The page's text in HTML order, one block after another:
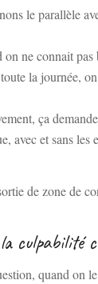
le parallèle
ne connait pas
la journée,
ça
avec et sans les
de zone de
culpabilité
quand on